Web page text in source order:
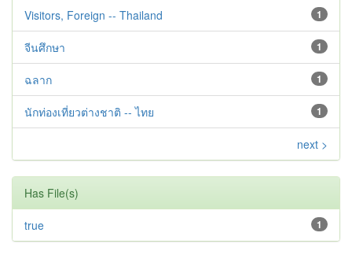
1
Visitors, Foreign -- Thailand
1
จีนศึกษา
1
ฉลาก
1
นักท่องเที่ยวต่างชาติ -- ไทย
next >
Has File(s)
1
true